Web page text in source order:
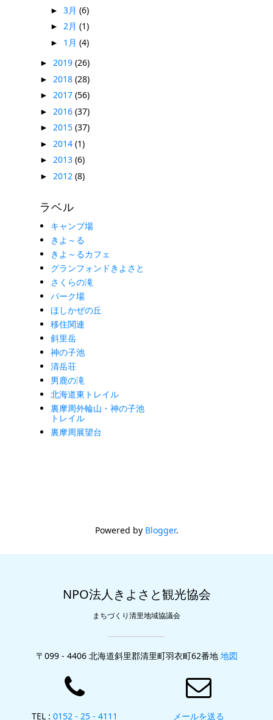
► 3月 (6)
► 2月 (1)
► 1月 (4)
► 2019 (26)
► 2018 (28)
► 2017 (56)
► 2016 (37)
► 2015 (37)
► 2014 (1)
► 2013 (6)
► 2012 (8)
ラベル
キャンプ場
きよ～る
きよ～るカフェ
グランフォンドきよさと
さくらの滝
パーク場
ほしかぜの丘
移住関連
斜里岳
神の子池
清岳荘
男鹿の滝
北海道東トレイル
裏摩周外輪山・神の子池
トレイル
裏摩周展望台
Powered by Blogger.
NPO法人きよさと観光協会
まちづくり清里地域協議会
〒099 - 4406 北海道斜里郡清里町羽衣町62番地 地図
TEL : 0152 - 25 - 4111 メールを送る